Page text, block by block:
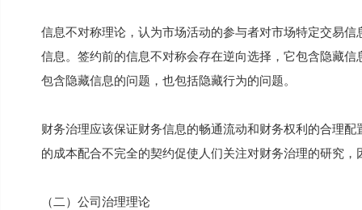
信息不对称理论，认为市场活动的参与者对市场特定交易
信息。签约前的信息不对称会存在逆向选择，它包含隐藏
包含隐藏信息的问题，也包括隐藏行为的问题。
财务治理应该保证财务信息的畅通流动和财务权利的合理
的成本配合不完全的契约促使人们关注对财务治理的研究
（二）公司治理理论